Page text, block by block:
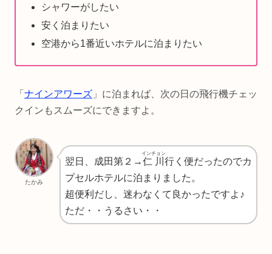
シャワーがしたい
安く泊まりたい
空港から1番近いホテルに泊まりたい
「 ナインアワーズ 」に泊まれば、次の日の飛行機チェッ
クインもスムーズにできますよ。
たかみ
翌日、成田第２→仁川
インチョン
行く便だったのでカ
プセルホテルに泊まりました。
超便利だし、迷わなくて良かったですよ♪
ただ・・うるさい・・